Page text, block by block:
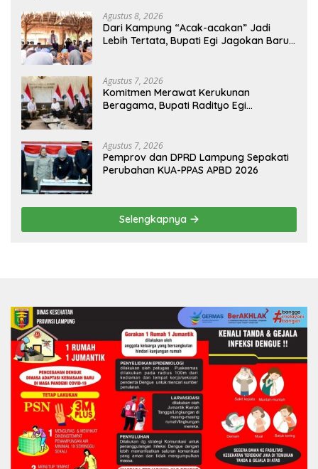
Agustus 8, 2026
Dari Kampung “Acak-acakan” Jadi
Lebih Tertata, Bupati Egi Jagokan Baru
Agustus 7, 2026
Komitmen Merawat Kerukunan
Beragama, Bupati Radityo Egi
Agustus 7, 2026
Pemprov dan DPRD Lampung Sepakati
Perubahan KUA-PPAS APBD 2026
Selengkapnya